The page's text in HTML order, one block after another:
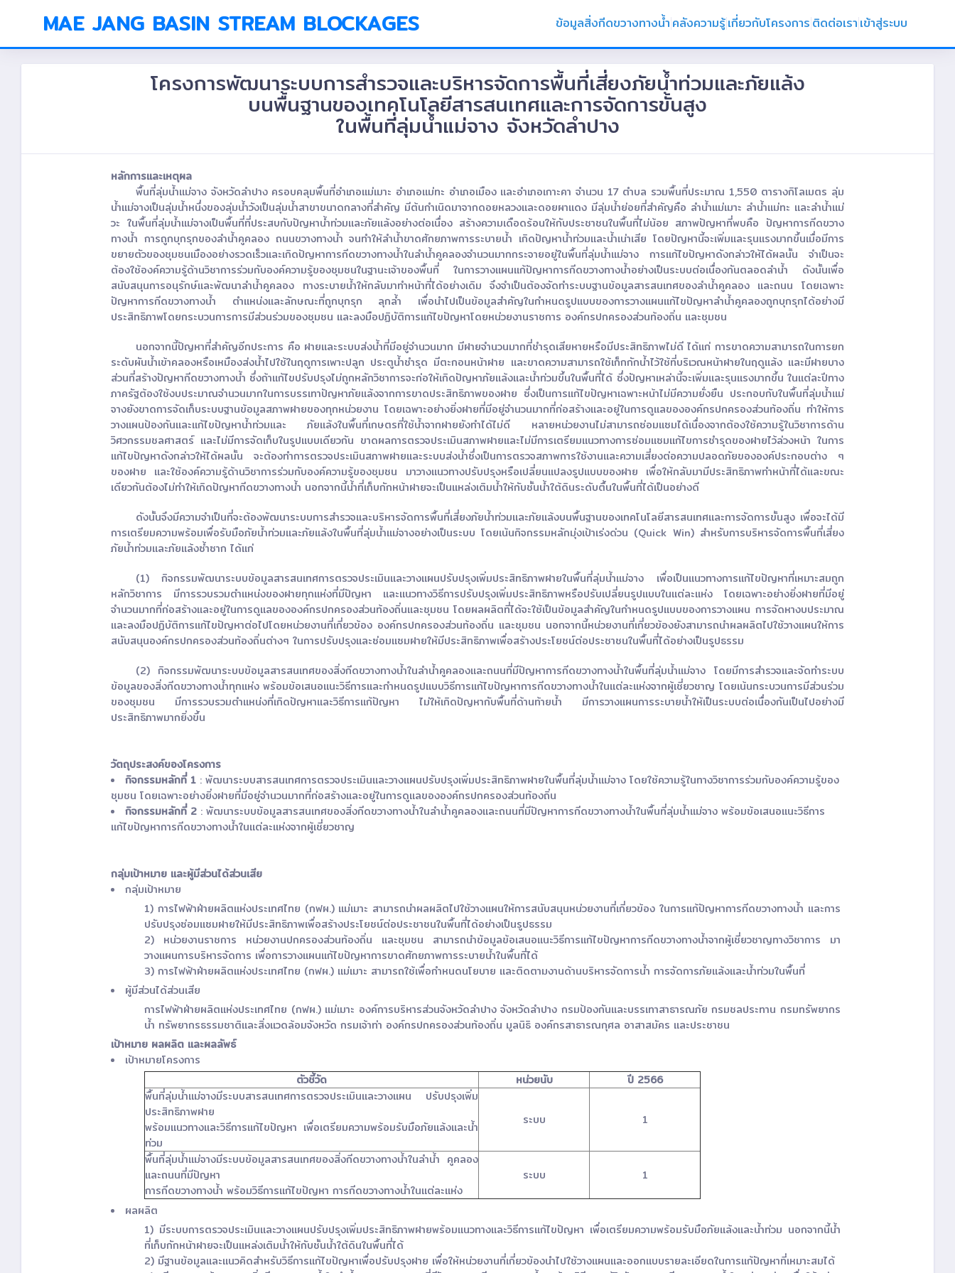
MAE JANG BASIN STREAM BLOCKAGES ข้อมูลสิ่งกีดขวางทางน้ำ คลังความรู้เกี่ยวกับโครงการ ติดต่อเรา เข้าสู่ระบบ
โครงการพัฒนาระบบการสำรวจและบริหารจัดการพื้นที่เสี่ยงภัยน้ำท่วมและภัยแล้ง
บนพื้นฐานของเทคโนโลยีสารสนเทศและการจัดการขั้นสูง
ในพื้นที่ลุ่มน้ำแม่จาง จังหวัดลำปาง
หลักการและเหตุผล
พื้นที่ลุ่มน้ำแม่จาง จังหวัดลำปาง ครอบคลุมพื้นที่อำเภอแม่เมาะ อำเภอแม่ทะ อำเภอเมือง และอำเภอเกาะคา จำนวน 17 ตำบล รวมพื้นที่ประมาณ 1,550 ตารางกิโลเมตร ลุ่ม
น้ำแม่จางเป็นลุ่มน้ำหนึ่งของลุ่มน้ำวังเป็นลุ่มน้ำสาขาขนาดกลางที่สำคัญ มีต้นกำเนิดมาจากดอยหลวงและดอยผาแดง มีลุ่มน้ำย่อยที่สำคัญคือ ลำน้ำแม่เมาะ ลำน้ำแม่ทะ และลำน้ำแม่
วะ ในพื้นที่ลุ่มน้ำแม่จางเป็นพื้นที่ที่ประสบกับปัญหาน้ำท่วมและภัยแล้งอย่างต่อเนื่อง สร้างความเดือดร้อนให้กับประชาชนในพื้นที่ไม่น้อย สภาพปัญหาที่พบคือ ปัญหาการกีดขวาง
ทางน้ำ การถูกบุกรุกของลำน้ำคูคลอง ถนนขวางทางน้ำ จนทำให้ลำน้ำขาดศักยภาพการระบายน้ำ เกิดปัญหาน้ำท่วมและน้ำเน่าเสีย โดยปัญหานี้จะเพิ่มและรุนแรงมากขึ้นเมื่อมีการ
ขยายตัวของชุมชนเมืองอย่างรวดเร็วและเกิดปัญหาการกีดขวางทางน้ำในลำน้ำคูคลองจำนวนมากกระจายอยู่ในพื้นที่ลุ่มน้ำแม่จาง การแก้ไขปัญหาดังกล่าวให้ได้ผลนั้น จำเป็นจะ
ต้องใช้องค์ความรู้ด้านวิชาการร่วมกับองค์ความรู้ของชุมชนในฐานะเจ้าของพื้นที่ ในการวางแผนแก้ปัญหาการกีดขวางทางน้ำอย่างเป็นระบบต่อเนื่องกันตลอดลำน้ำ ดังนั้นเพื่อ
สนับสนุนการอนุรักษ์และพัฒนาลำน้ำคูคลอง ทางระบายน้ำให้กลับมาทำหน้าที่ได้อย่างเดิม จึงจำเป็นต้องจัดทำระบบฐานข้อมูลสารสนเทศของลำน้ำคูคลอง และถนน โดยเฉพาะ
ปัญหาการกีดขวางทางน้ำ ตำแหน่งและลักษณะที่ถูกบุกรุก ลุกล้ำ เพื่อนำไปเป็นข้อมูลสำคัญในกำหนดรูปแบบของการวางแผนแก้ไขปัญหาลำน้ำคูคลองถูกบุกรุกได้อย่างมี
ประสิทธิภาพโดยกระบวนการการมีส่วนร่วมของชุมชน และลงมือปฏิบัติการแก้ไขปัญหาโดยหน่วยงานราชการ องค์กรปกครองส่วนท้องถิ่น และชุมชน
นอกจากนี้ปัญหาที่สำคัญอีกประการ คือ ฝายและระบบส่งน้ำที่มีอยู่จำนวนมาก มีฝายจำนวนมากที่ชำรุดเสียหายหรือมีประสิทธิภาพไม่ดี ได้แก่ การขาดความสามารถในการยก
ระดับผันน้ำเข้าคลองหรือเหมืองส่งน้ำไปใช้ในฤดูการเพาะปลูก ประตูน้ำชำรุด มีตะกอนหน้าฝาย และขาดความสามารถใช้เก็กกักน้ำไว้ใช้ที่บริเวณหน้าฝายในฤดูแล้ง และมีฝายบาง
ส่วนที่สร้างปัญหากีดขวางทางน้ำ ซึ่งถ้าแก้ไขปรับปรุงไม่ถูกหลักวิชาการจะก่อให้เกิดปัญหาภัยแล้งและน้ำท่วมขึ้นในพื้นที่ได้ ซึ่งปัญหาเหล่านี้จะเพิ่มและรุนแรงมากขึ้น ในแต่ละปีทาง
ภาครัฐต้องใช้งบประมาณจำนวนมากในการบรรเทาปัญหาภัยแล้งจากการขาดประสิทธิภาพของฝาย ซึ่งเป็นการแก้ไขปัญหาเฉพาะหน้าไม่มีความยั่งยืน ประกอบกับในพื้นที่ลุ่มน้ำแม่
จางยังขาดการจัดเก็บระบบฐานข้อมูลสภาพฝายของทุกหน่วยงาน โดยเฉพาะอย่างยิ่งฝายที่มีอยู่จำนวนมากที่ก่อสร้างและอยู่ในการดูแลขององค์กรปกครองส่วนท้องถิ่น ทำให้การ
วางแผนป้องกันและแก้ไขปัญหาน้ำท่วมและ ภัยแล้งในพื้นที่เกษตรที่ใช้น้ำจากฝายยังทำได้ไม่ดี หลายหน่วยงานไม่สามารถซ่อมแซมได้เนื่องจากต้องใช้ความรู้ในวิชาการด้าน
วิศวกรรมชลศาสตร์ และไม่มีการจัดเก็บในรูปแบบเดียวกัน ขาดผลการตรวจประเมินสภาพฝายและไม่มีการเตรียมแนวทางการซ่อมแซมแก้ไขการชำรุดของฝายไว้ล่วงหน้า ในการ
แก้ไขปัญหาดังกล่าวให้ได้ผลนั้น จะต้องทำการตรวจประเมินสภาพฝายและระบบส่งน้ำซึ่งเป็นการตรวจสภาพการใช้งานและความเสี่ยงต่อความปลอดภัยขององค์ประกอบต่าง ๆ
ของฝาย และใช้องค์ความรู้ด้านวิชาการร่วมกับองค์ความรู้ของชุมชน มาวางแนวทางปรับปรุงหรือเปลี่ยนแปลงรูปแบบของฝาย เพื่อให้กลับมามีประสิทธิภาพทำหน้าที่ได้และขณะ
เดียวกันต้องไม่ทำให้เกิดปัญหากีดขวางทางน้ำ นอกจากนี้น้ำที่เก็บกักหน้าฝายจะเป็นแหล่งเติมน้ำให้กับชั้นน้ำใต้ดินระดับตื้นในพื้นที่ได้เป็นอย่างดี
ดังนั้นจึงมีความจำเป็นที่จะต้องพัฒนาระบบการสำรวจและบริหารจัดการพื้นที่เสี่ยงภัยน้ำท่วมและภัยแล้งบนพื้นฐานของเทคโนโลยีสารสนเทศและการจัดการขั้นสูง เพื่อจะได้มี
การเตรียมความพร้อมเพื่อรับมือภัยน้ำท่วมและภัยแล้งในพื้นที่ลุ่มน้ำแม่จางอย่างเป็นระบบ โดยเน้นกิจกรรมหลักมุ่งเป้าเร่งด่วน (Quick Win) สำหรับการบริหารจัดการพื้นที่เสี่ยง
ภัยน้ำท่วมและภัยแล้งซ้ำซาก ได้แก่
(1) กิจกรรมพัฒนาระบบข้อมูลสารสนเทศการตรวจประเมินและวางแผนปรับปรุงเพิ่มประสิทธิภาพฝายในพื้นที่ลุ่มน้ำแม่จาง เพื่อเป็นแนวทางการแก้ไขปัญหาที่เหมาะสมถูก
หลักวิชาการ มีการรวบรวมตำแหน่งของฝายทุกแห่งที่มีปัญหา และแนวทางวิธีการปรับปรุงเพิ่มประสิทธิภาพหรือปรับเปลี่ยนรูปแบบในแต่ละแห่ง โดยเฉพาะอย่างยิ่งฝายที่มีอยู่
จำนวนมากที่ก่อสร้างและอยู่ในการดูแลขององค์กรปกครองส่วนท้องถิ่นและชุมชน โดยผลผลิตที่ได้จะใช้เป็นข้อมูลสำคัญในกำหนดรูปแบบของการวางแผน การจัดหางบประมาณ
และลงมือปฏิบัติการแก้ไขปัญหาต่อไปโดยหน่วยงานที่เกี่ยวข้อง องค์กรปกครองส่วนท้องถิ่น และชุมชน นอกจากนี้หน่วยงานที่เกี่ยวข้องยังสามารถนำผลผลิตไปใช้วางแผนให้การ
สนับสนุนองค์กรปกครองส่วนท้องถิ่นต่างๆ ในการปรับปรุงและซ่อมแซมฝายให้มีประสิทธิภาพเพื่อสร้างประโยชน์ต่อประชาชนในพื้นที่ได้อย่างเป็นรูปธรรม
(2) กิจกรรมพัฒนาระบบข้อมูลสารสนเทศของสิ่งกีดขวางทางน้ำในลำน้ำคูคลองและถนนที่มีปัญหาการกีดขวางทางน้ำในพื้นที่ลุ่มน้ำแม่จาง โดยมีการสำรวจและจัดทำระบบ
ข้อมูลของสิ่งกีดขวางทางน้ำทุกแห่ง พร้อมข้อเสนอแนะวิธีการและกำหนดรูปแบบวิธีการแก้ไขปัญหาการกีดขวางทางน้ำในแต่ละแห่งจากผู้เชี่ยวชาญ โดยเน้นกระบวนการมีส่วนร่วม
ของชุมชน มีการรวบรวมตำแหน่งที่เกิดปัญหาและวิธีการแก้ปัญหา ไม่ให้เกิดปัญหากับพื้นที่ด้านท้ายน้ำ มีการวางแผนการระบายน้ำให้เป็นระบบต่อเนื่องกันเป็นไปอย่างมี
ประสิทธิภาพมากยิ่งขึ้น
วัตถุประสงค์ของโครงการ
กิจกรรมหลักที่ 1 : พัฒนาระบบสารสนเทศการตรวจประเมินและวางแผนปรับปรุงเพิ่มประสิทธิภาพฝายในพื้นที่ลุ่มน้ำแม่จาง โดยใช้ความรู้ในทางวิชาการร่วมกับองค์ความรู้ของ
ชุมชน โดยเฉพาะอย่างยิ่งฝายที่มีอยู่จำนวนมากที่ก่อสร้างและอยู่ในการดูแลขององค์กรปกครองส่วนท้องถิ่น
กิจกรรมหลักที่ 2 : พัฒนาระบบข้อมูลสารสนเทศของสิ่งกีดขวางทางน้ำในลำน้ำคูคลองและถนนที่มีปัญหาการกีดขวางทางน้ำในพื้นที่ลุ่มน้ำแม่จาง พร้อมข้อเสนอแนะวิธีการ
แก้ไขปัญหาการกีดขวางทางน้ำในแต่ละแห่งจากผู้เชี่ยวชาญ
กลุ่มเป้าหมาย และผู้มีส่วนได้ส่วนเสีย
กลุ่มเป้าหมาย
1) การไฟฟ้าฝ่ายผลิตแห่งประเทศไทย (กฟผ.) แม่เมาะ สามารถนำผลผลิตไปใช้วางแผนให้การสนับสนุนหน่วยงานที่เกี่ยวข้อง ในการแก้ปัญหาการกีดขวางทางน้ำ และการ
ปรับปรุงซ่อมแซมฝายให้มีประสิทธิภาพเพื่อสร้างประโยชน์ต่อประชาชนในพื้นที่ได้อย่างเป็นรูปธรรม
2) หน่วยงานราชการ หน่วยงานปกครองส่วนท้องถิ่น และชุมชน สามารถนำข้อมูลข้อเสนอแนะวิธีการแก้ไขปัญหาการกีดขวางทางน้ำจากผู้เชี่ยวชาญทางวิชาการ มา
วางแผนการบริหารจัดการ เพื่อการวางแผนแก้ไขปัญหาการขาดศักยภาพการระบายน้ำในพื้นที่ได้
3) การไฟฟ้าฝ่ายผลิตแห่งประเทศไทย (กฟผ.) แม่เมาะ สามารถใช้เพื่อกำหนดนโยบาย และติดตามงานด้านบริหารจัดการน้ำ การจัดการภัยแล้งและน้ำท่วมในพื้นที่
ผู้มีส่วนได้ส่วนเสีย
การไฟฟ้าฝ่ายผลิตแห่งประเทศไทย (กฟผ.) แม่เมาะ องค์การบริหารส่วนจังหวัดลำปาง จังหวัดลำปาง กรมป้องกันและบรรเทาสาธารณภัย กรมชลประทาน กรมทรัพยากร
น้ำ ทรัพยากรธรรมชาติและสิ่งแวดล้อมจังหวัด กรมเจ้าท่า องค์กรปกครองส่วนท้องถิ่น มูลนิธิ องค์กรสาธารณกุศล อาสาสมัคร และประชาชน
เป้าหมาย ผลผลิต และผลลัพธ์
เป้าหมายโครงการ
ตัวชี้วัด
หน่วยนับ
ปี 2566
พื้นที่ลุ่มน้ำแม่จางมีระบบสารสนเทศการตรวจประเมินและวางแผน ปรับปรุงเพิ่ม
ประสิทธิภาพฝาย
พร้อมแนวทางและวิธีการแก้ไขปัญหา เพื่อเตรียมความพร้อมรับมือภัยแล้งและน้ำ
ท่วม
ระบบ 1
พื้นที่ลุ่มน้ำแม่จางมีระบบข้อมูลสารสนเทศของสิ่งกีดขวางทางน้ำในลำน้ำ คูคลอง
และถนนที่มีปัญหา
การกีดขวางทางน้ำ พร้อมวิธีการแก้ไขปัญหา การกีดขวางทางน้ำในแต่ละแห่ง
ระบบ 1
ผลผลิต
1) มีระบบการตรวจประเมินและวางแผนปรับปรุงเพิ่มประสิทธิภาพฝายพร้อมแนวทางและวิธีการแก้ไขปัญหา เพื่อเตรียมความพร้อมรับมือภัยแล้งและน้ำท่วม นอกจากนี้น้ำ
ที่เก็บกักหน้าฝายจะเป็นแหล่งเติมน้ำให้กับชั้นน้ำใต้ดินในพื้นที่ได้
2) มีฐานข้อมูลและแนวคิดสำหรับวิธีการแก้ไขปัญหาเพื่อปรับปรุงฝาย เพื่อให้หน่วยงานที่เกี่ยวข้องนำไปใช้วางแผนและออกแบบรายละเอียดในการแก้ปัญหาที่เหมาะสมได้